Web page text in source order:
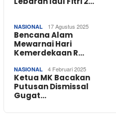
NASIONAL 17 Agustus 2025
Bencana Alam
Mewarnai Hari
Kemerdekaan R…
NASIONAL 4 Februari 2025
Ketua MK Bacakan
Putusan Dismissal
Gugat…